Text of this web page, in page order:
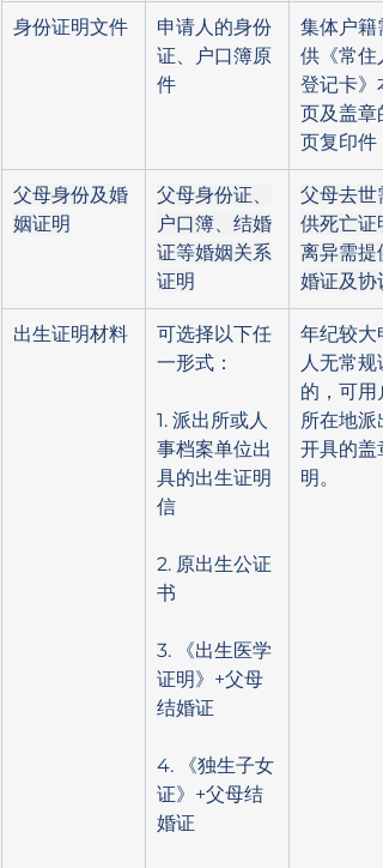
身份证明文件
申请人的身份
证、户口簿原
件
集体户籍
供《常住
登记卡》
页及盖章
页复印件
父母身份及婚
姻证明
父母身份证、
户口簿、结婚
证等婚姻关系
证明
父母去世
供死亡证
离异需提
婚证及协
出生证明材料
可选择以下任
一形式：
1. 派出所或人
事档案单位出
具的出生证明
信
2. 原出生公证
书
3. 《出生医学
证明》+父母
结婚证
4. 《独生子女
证》+父母结
婚证
年纪较大
人无常规
的，可用
所在地派
开具的盖
明。